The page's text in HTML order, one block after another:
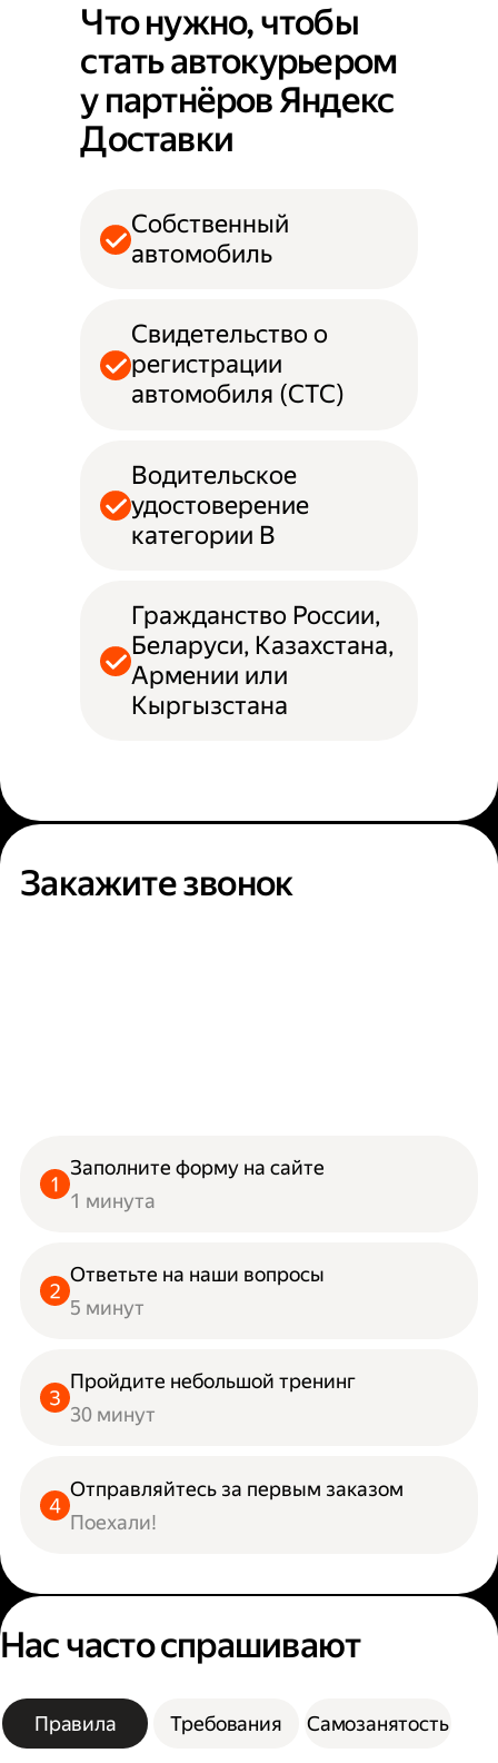
Что нужно, чтобы
стать автокурьером
у партнёров Яндекс
Доставки
Собственный
автомобиль
Свидетельство о
регистрации
автомобиля (СТС)
Водительское
удостоверение
категории B
Гражданство России,
Беларуси, Казахстана,
Армении или
Кыргызстана
Закажите звонок
Заполните форму на сайте
1 минута
Ответьте на наши вопросы
5 минут
Пройдите небольшой тренинг
30 минут
Отправляйтесь за первым заказом
Поехали!
Нас часто спрашивают
Правила Требования Самозанятость